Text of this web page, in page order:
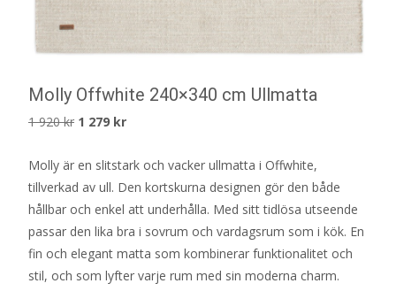
Molly Offwhite 240×340 cm Ullmatta
1 920kr Det
priset
var:
1
920 kr.
1 279 krDet
priset
är:
1
279 kr.
Molly är en slitstark och vacker ullmatta i Offwhite,
tillverkad av ull. Den kortskurna designen gör den både
hållbar och enkel att underhålla. Med sitt tidlösa utseende
passar den lika bra i sovrum och vardagsrum som i kök. En
fin och elegant matta som kombinerar funktionalitet och
stil, och som lyfter varje rum med sin moderna charm.